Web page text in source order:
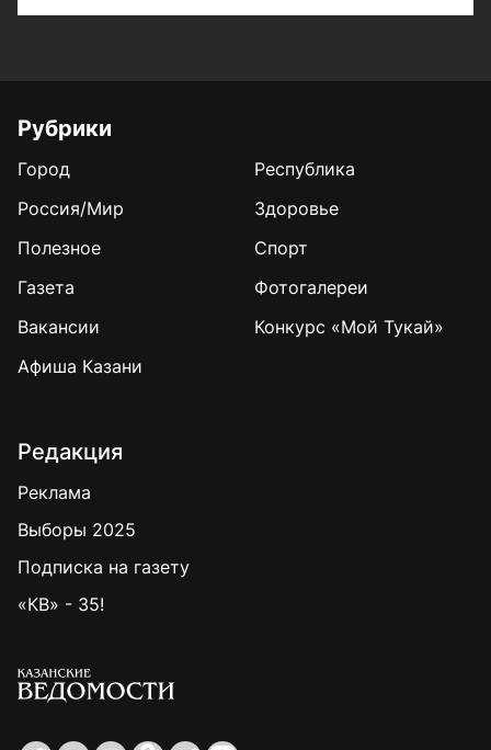
Рубрики
Город
Республика
Россия/Мир
Здоровье
Полезное
Спорт
Газета
Фотогалереи
Вакансии
Конкурс «Мой Тукай»
Афиша Казани
Редакция
Реклама
Выборы 2025
Подписка на газету
«КВ» - 35!